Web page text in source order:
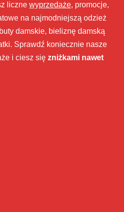
liczne wyprzedaże, promocje,
na najmodniejszą odzież
damskie, bieliznę damską
Sprawdź koniecznie nasze
i ciesz się zniżkami nawet